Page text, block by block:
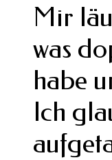
Mir
was
habe
Ich